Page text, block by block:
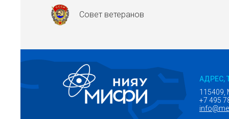
Совет ветеранов
АДРЕС,
115409,
+7 495